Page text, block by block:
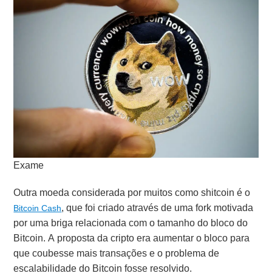
Exame
Outra moeda considerada por muitos como shitcoin é o
Bitcoin Cash, que foi criado através de uma fork motivada
por uma briga relacionada com o tamanho do bloco do
Bitcoin. A proposta da cripto era aumentar o bloco para
que coubesse mais transações e o problema de
escalabilidade do Bitcoin fosse resolvido.